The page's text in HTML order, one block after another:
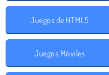
Juegos de HTML5
Juegos Móviles